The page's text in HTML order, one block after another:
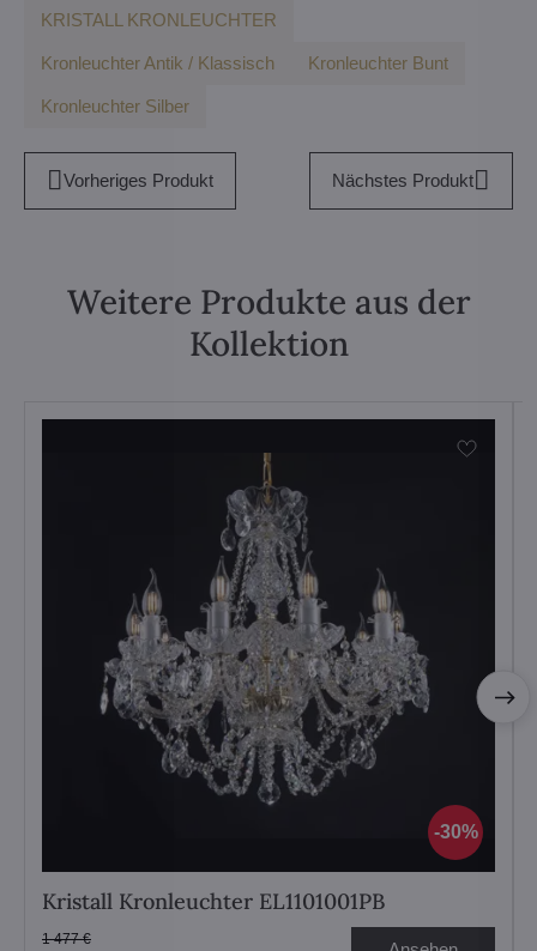
KRISTALL KRONLEUCHTER
Kronleuchter Antik / Klassisch Kronleuchter Bunt
Kronleuchter Silber
Vorheriges Produkt Nächstes Produkt
Weitere Produkte aus der
Kollektion
30%
Kristall Kronleuchter EL1101001PB
1 477 €